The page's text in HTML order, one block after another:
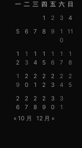
一 二 三 四 五 六 日
1
2 3
4
5
6 7 8 9
1
0
11
1
2
1
3
1
4
1
5
1
6
1
7
1
8
1
9
2
0
2
1
2
2
2
3
2
4
2
5
2
6
2
7
2
8
2
9
3
0
3
1
« 10 月
12 月 »